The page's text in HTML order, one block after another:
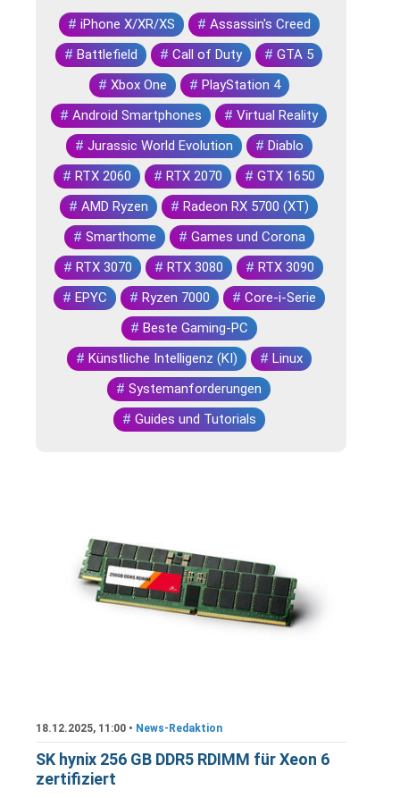
# iPhone X/XR/XS # Assassin's Creed
# Battlefield # Call of Duty # GTA 5
# Xbox One # PlayStation 4
# Android Smartphones # Virtual Reality
# Jurassic World Evolution # Diablo
# RTX 2060 # RTX 2070 # GTX 1650
# AMD Ryzen # Radeon RX 5700 (XT)
# Smarthome # Games und Corona
# RTX 3070 # RTX 3080 # RTX 3090
# EPYC # Ryzen 7000 # Core-i-Serie
# Beste Gaming-PC
# Künstliche Intelligenz (KI) # Linux
# Systemanforderungen
# Guides und Tutorials
18.12.2025, 11:00 • News-Redaktion
SK hynix 256 GB DDR5 RDIMM für Xeon 6
zertifiziert